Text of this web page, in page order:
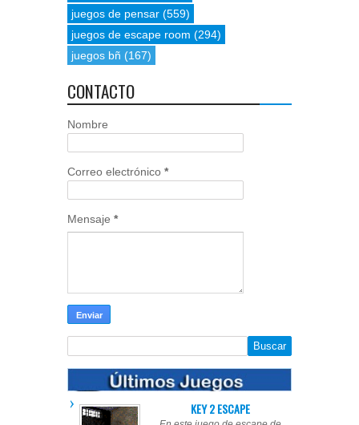
juegos de pensar (559)
juegos de escape room (294)
juegos bñ (167)
CONTACTO
Nombre
Correo electrónico *
Mensaje *
KEY 2 ESCAPE